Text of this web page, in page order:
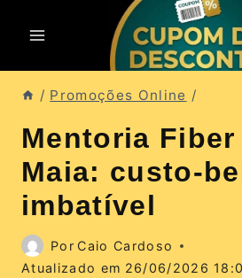
para
o
Conteúdo
/ Promoções Online /
Mentoria
Maia:
imbatível
Por Caio Cardoso
Atualizado em 26/06/2026